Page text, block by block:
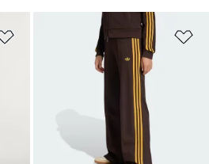
Adicionar à Lista de Desejos